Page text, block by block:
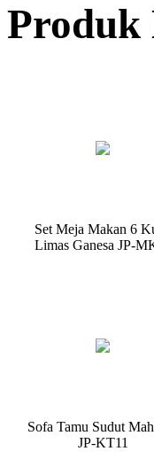
Produk
Set Meja Makan 6
Limas Ganesa JP-
Sofa Tamu Sudut
JP-KT11